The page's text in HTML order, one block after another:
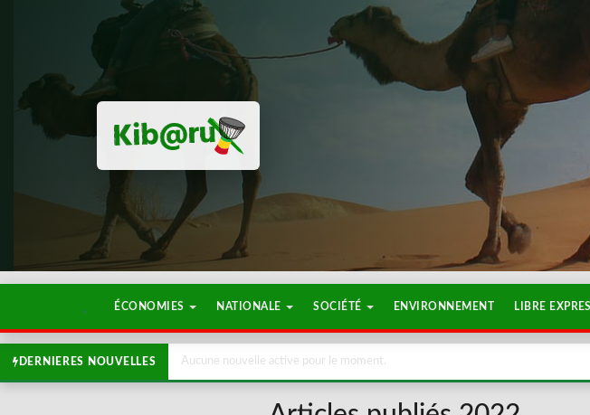
ÉCONOMIES NATIONALE SOCIÉTÉ ENVIRONNEMENT LIBRE
DERNIERES NOUVELLES Aucune nouvelle active pour le moment.